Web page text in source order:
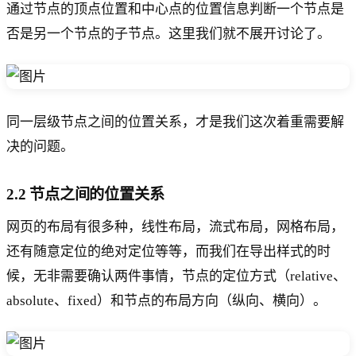
通过节点的顶点位置和中心点的位置信息判断一个节点是
否是另一个节点的子节点。这里我们就不展开讨论了。
同一层级节点之间的位置关系，才是我们这次着重需要解
决的问题。
2.2 节点之间的位置关系
网页的布局有很多种，线性布局，流式布局，网格布局，
还有随意定位的绝对定位等等，而我们在导出样式的时
候，无非需要确认两件事情，节点的定位方式（relative、
absolute、fixed）和节点的布局方向（纵向、横向）。